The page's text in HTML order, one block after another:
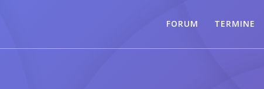
FORUM TERMINE